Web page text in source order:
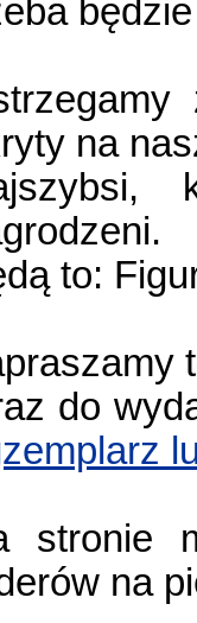
na
to:
do
stronie
na